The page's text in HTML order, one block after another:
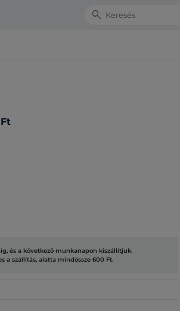
Search
és a következő munkanapon kiszállítjuk.
a szállítás, alatta mindössze 600 Ft.